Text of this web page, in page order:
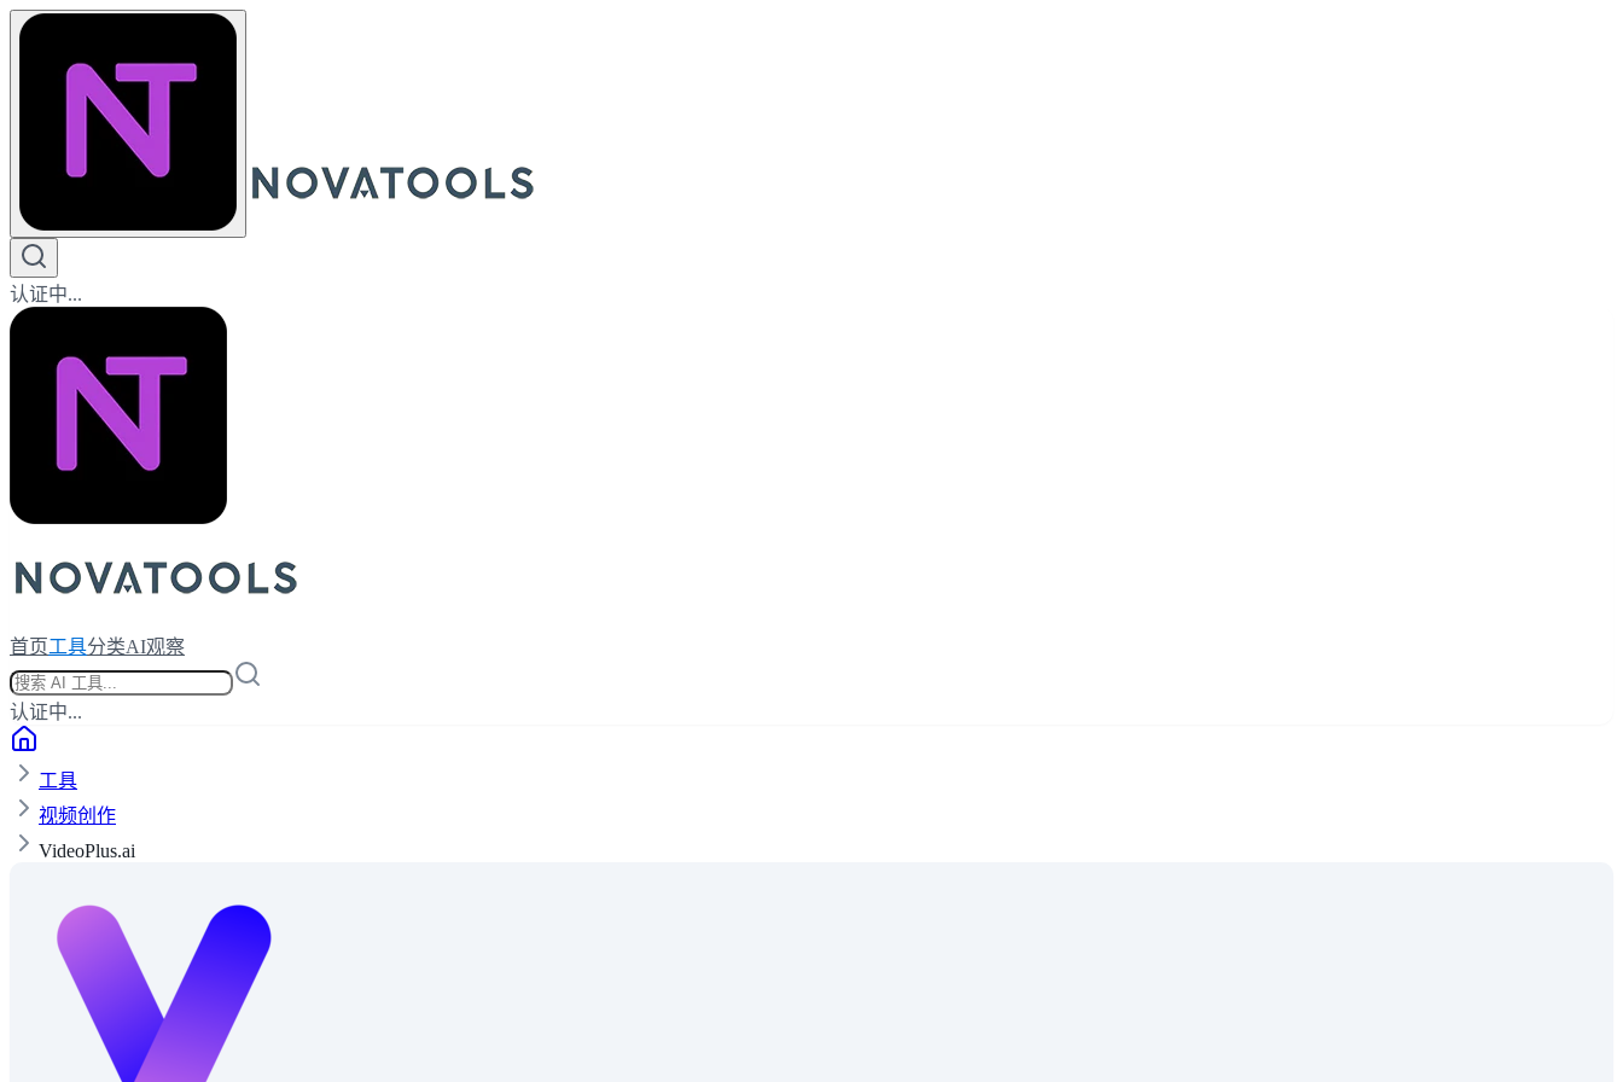
认证中...
首页工具分类AI观察
认证中...
工具
视频创作
VideoPlus.ai